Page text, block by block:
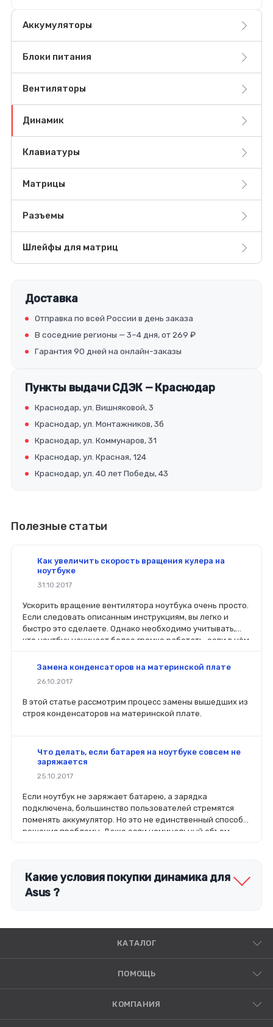
Аккумуляторы
Блоки питания
Вентиляторы
Динамик
Клавиатуры
Матрицы
Разъемы
Шлейфы для матриц
Доставка
Отправка по всей России в день заказа
В соседние регионы — 3–4 дня, от 269 ₽
Гарантия 90 дней на онлайн-заказы
Пункты выдачи СДЭК — Краснодар
Краснодар, ул. Вишняковой, 3
Краснодар, ул. Монтажников, 3б
Краснодар, ул. Коммунаров, 31
Краснодар, ул. Красная, 124
Краснодар, ул. 40 лет Победы, 43
Полезные статьи
Как увеличить скорость вращения кулера на
ноутбуке
31.10.2017
Ускорить вращение вентилятора ноутбука очень просто.
Если следовать описанным инструкциям, вы легко и
быстро это сделаете. Однако необходимо учитывать,
что ноутбук начинает более громко работать, если в нём
Замена конденсаторов на материнской плате
26.10.2017
В этой статье рассмотрим процесс замены вышедших из
строя конденсаторов на материнской плате.
Что делать, если батарея на ноутбуке совсем не
заряжается
25.10.2017
Если ноутбук не заряжает батарею, а зарядка
подключена, большинство пользователей стремятся
поменять аккумулятор. Но это не единственный способ
решения проблемы. Даже если номинальный объем
Какие условия покупки динамика для
Asus ?
КАТАЛОГ
ПОМОЩЬ
КОМПАНИЯ